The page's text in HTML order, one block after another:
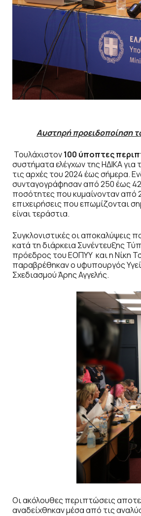
Αυστηρή προειδοποίηση
Τουλάχιστον100 ύποπτες
συστήματα ελέγχων της ΗΔΙΚΑ
τις αρχές του 2024 έως σήμερα.
συνταγογράφησαν από 250 έως
ποσότητες που κυμαίνονταν από
επιχειρήσεις που επωμίζονται
είναι τεράστια.
Συγκλονιστικές οι αποκαλύψεις
κατά τη διάρκεια Συνέντευξης
πρόεδρος του ΕΟΠΥΥ και η Νίκη
παραβρέθηκαν ο υφυπουργός
Σχεδιασμού Άρης Αγγελής.
Οι ακόλουθες περιπτώσεις
αναδείχθηκαν μέσα από τις